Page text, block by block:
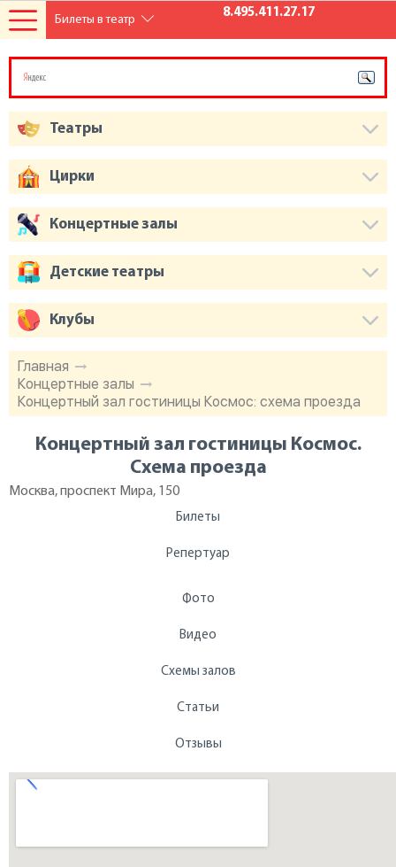
8.495.411.27.17
Главная
Концертные залы
Концертный зал гостиницы Космос: схема проезда
Концертный зал гостиницы Космос.
Схема проезда
Москва, проспект Мира, 150
Билеты
Репертуар
Фото
Видео
Схемы залов
Статьи
Отзывы
Театры
Цирки
Концертные залы
Детские театры
Клубы
Билеты в театр